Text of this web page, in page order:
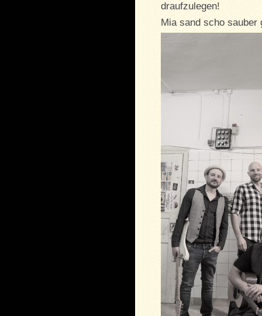
draufzulegen!
Mia sand scho